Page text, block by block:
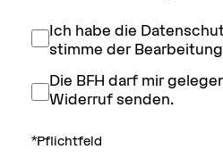
Ich habe die
stimme der
Die BFH darf mir
Widerruf senden.
*Pflichtfeld